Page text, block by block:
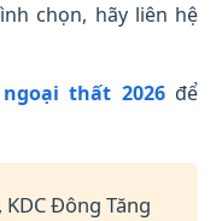
chọn, hãy liên hệ
thất 2026để
Đông Tăng